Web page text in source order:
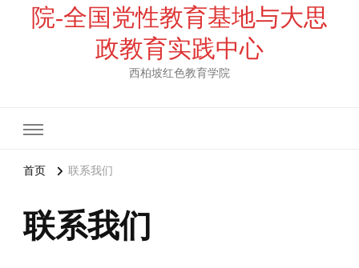
院-全国党性教育基地与大思
政教育实践中心
西柏坡红色教育学院
首页 联系我们
联系我们